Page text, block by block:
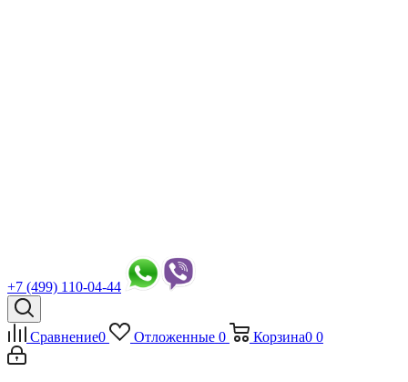
+7 (499) 110-04-44
Сравнение0 Отложенные 0 Корзина0 0